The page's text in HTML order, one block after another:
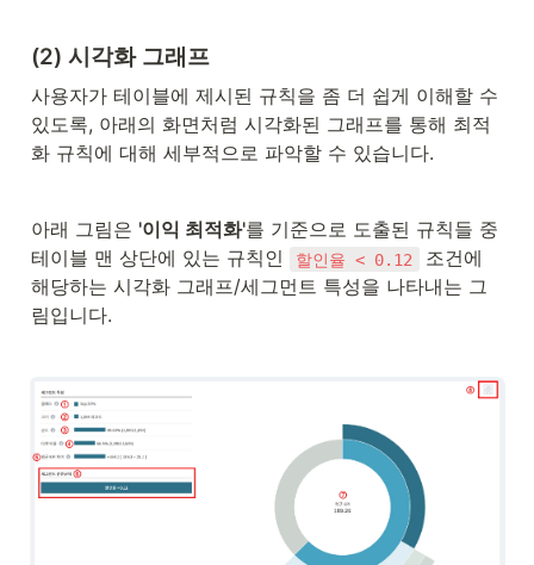
(2) 시각화 그래프
사용자가 테이블에 제시된 규칙을 좀 더 쉽게 이해할 수
있도록, 아래의 화면처럼 시각화된 그래프를 통해 최적
화 규칙에 대해 세부적으로 파악할 수 있습니다.
아래 그림은 '이익 최적화'를 기준으로 도출된 규칙들 중
테이블 맨 상단에 있는 규칙인
할인율 < 0.12
조건에
해당하는 시각화 그래프/세그먼트 특성을 나타내는 그
림입니다.